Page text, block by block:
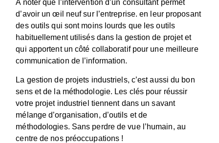
A noter que l’intervention d’un consultant permet
d’avoir un œil neuf sur l’entreprise. en leur proposant
des outils qui sont moins lourds que les outils
habituellement utilisés dans la gestion de projet et
qui apportent un côté collaboratif pour une meilleure
communication de l’information.
La gestion de projets industriels, c’est aussi du bon
sens et de la méthodologie. Les clés pour réussir
votre projet industriel tiennent dans un savant
mélange d’organisation, d’outils et de
méthodologies. Sans perdre de vue l’humain, au
centre de nos préoccupations !